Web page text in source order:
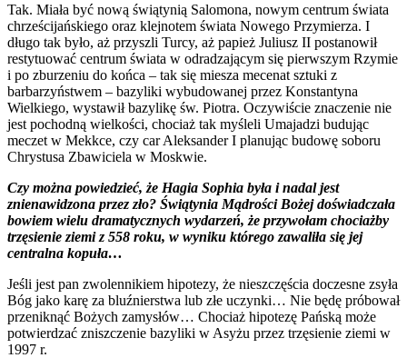
Tak. Miała być nową świątynią Salomona, nowym centrum świata
chrześcijańskiego oraz klejnotem świata Nowego Przymierza. I
długo tak było, aż przyszli Turcy, aż papież Juliusz II postanowił
restytuować centrum świata w odradzającym się pierwszym Rzymie
i po zburzeniu do końca – tak się miesza mecenat sztuki z
barbarzyństwem – bazyliki wybudowanej przez Konstantyna
Wielkiego, wystawił bazylikę św. Piotra. Oczywiście znaczenie nie
jest pochodną wielkości, chociaż tak myśleli Umajadzi budując
meczet w Mekkce, czy car Aleksander I planując budowę soboru
Chrystusa Zbawiciela w Moskwie.
Czy można powiedzieć, że Hagia Sophia była i nadal jest
znienawidzona przez zło? Świątynia Mądrości Bożej doświadczała
bowiem wielu dramatycznych wydarzeń, że przywołam chociażby
trzęsienie ziemi z 558 roku, w wyniku którego zawaliła się jej
centralna kopuła…
Jeśli jest pan zwolennikiem hipotezy, że nieszczęścia doczesne zsyła
Bóg jako karę za bluźnierstwa lub złe uczynki… Nie będę próbował
przeniknąć Bożych zamysłów… Chociaż hipotezę Pańską może
potwierdzać zniszczenie bazyliki w Asyżu przez trzęsienie ziemi w
1997 r.